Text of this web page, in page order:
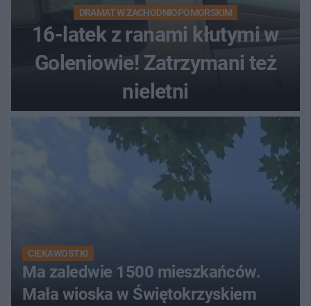
DRAMAT W ZACHODNIOPOMORSKIM
16-latek z ranami kłutymi w
Goleniowie! Zatrzymani też
nieletni
CIEKAWOSTKI
Ma zaledwie 1500 mieszkańców.
Mała wioska w Świętokrzyskiem